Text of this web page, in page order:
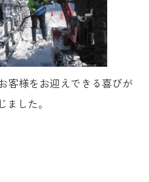
客様をお迎えできる喜びが
した。